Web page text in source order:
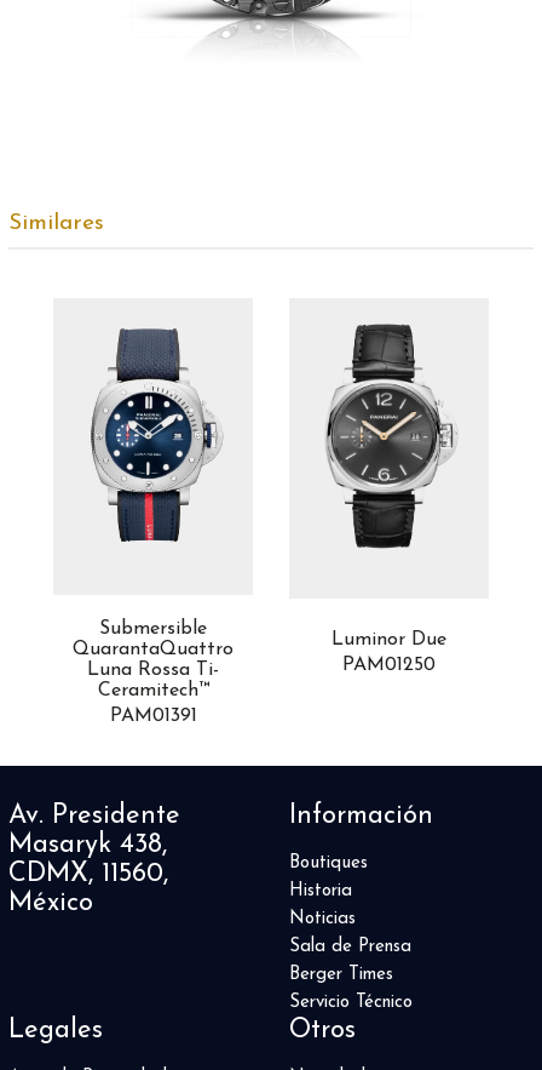
Similares
Submersible
QuarantaQuattro
Luna Rossa Ti-
Ceramitech™
PAM01391
Luminor Due
PAM01250
Av. Presidente
Masaryk 438,
CDMX, 11560,
México
Información
Boutiques
Historia
Noticias
Sala de Prensa
Berger Times
Servicio Técnico
Legales Otros